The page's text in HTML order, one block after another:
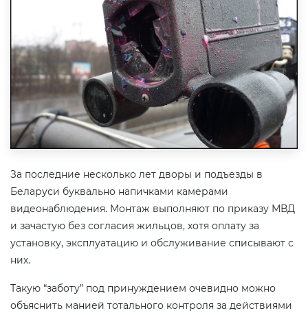
За последние несколько лет дворы и подъезды в
Беларуси буквально напичками камерами
видеонаблюдения. Монтаж выполняют по приказу МВД
и зачастую без согласия жильцов, хотя оплату за
установку, эксплуатацию и обслуживание списывают с
них.
Такую “заботу” под принуждением очевидно можно
объяснить манией тотального контроля за действиями